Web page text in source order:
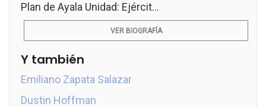
Plan de Ayala Unidad: Ejércit...
VER BIOGRAFÍA
Y también
Emiliano Zapata Salazar
Dustin Hoffman